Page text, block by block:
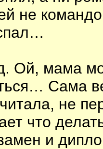
не
Ой, мама
Сама
не
что
и